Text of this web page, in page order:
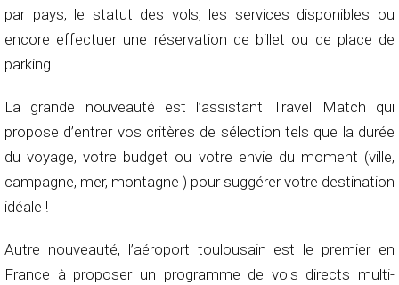
par pays, le statut des vols, les services disponibles ou
encore effectuer une réservation de billet ou de place de
parking.
La grande nouveauté est l’assistant Travel Match qui
propose d’entrer vos critères de sélection tels que la durée
du voyage, votre budget ou votre envie du moment (ville,
campagne, mer, montagne ) pour suggérer votre destination
idéale !
Autre nouveauté, l’aéroport toulousain est le premier en
France à proposer un programme de vols directs multi-